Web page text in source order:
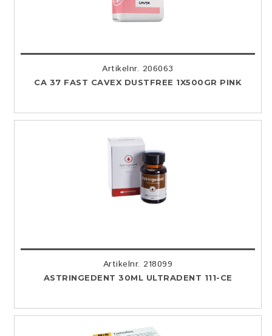
Artikelnr. 206063
CA 37 FAST CAVEX DUSTFREE 1X500GR PINK
Artikelnr. 218099
ASTRINGEDENT 30ML ULTRADENT 111-CE